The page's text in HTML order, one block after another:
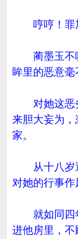
哼哼！罪
蔺墨玉不吭
眸里的恶意毫
对她这恶劣
来胆大妄为
家。
从十八岁遇
对她的行事作
就如同四年
进他房里，不